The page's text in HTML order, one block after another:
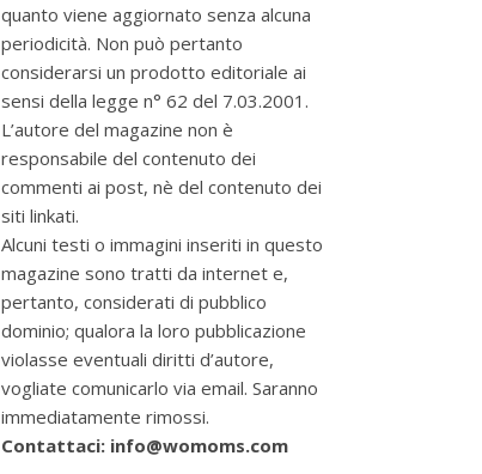
quanto viene aggiornato senza alcuna
periodicità. Non può pertanto
considerarsi un prodotto editoriale ai
sensi della legge n° 62 del 7.03.2001.
L’autore del magazine non è
responsabile del contenuto dei
commenti ai post, nè del contenuto dei
siti linkati.
Alcuni testi o immagini inseriti in questo
magazine sono tratti da internet e,
pertanto, considerati di pubblico
dominio; qualora la loro pubblicazione
violasse eventuali diritti d’autore,
vogliate comunicarlo via email. Saranno
immediatamente rimossi.
Contattaci: info@womoms.com